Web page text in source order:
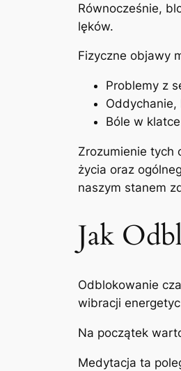
Równocześnie,
lęków.
Fizyczne objawy
Problemy z
Bóle w
Zrozumienie tych
życia oraz
naszym stanem
Jak
Odblokowanie
wibracji
Na początek
Medytacja ta